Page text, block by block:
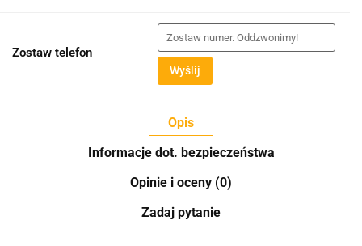
Zostaw telefon
Wyślij
Opis
Informacje dot. bezpieczeństwa
Opinie i oceny (0)
Zadaj pytanie